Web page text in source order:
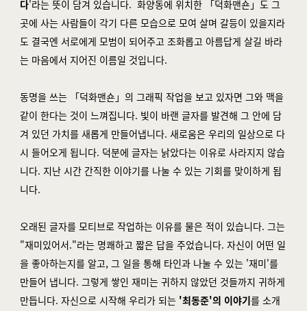
다'라는 뜻이 담겨 있습니다. 화양동에 위치한 「덕화맨숀」도 그
곳에 사는 사람들이 각기 다른 모습으로 모여 살며 갈등이 있을지라
도 결국엔 서로에게 모범이 되어주고 조화롭고 아름답게 살길 바라
는 마음에서 지어진 이름일 것입니다.
동명을 쓰는 「덕화맨숀」의 그래픽 작업을 보고 있자면 그와 맥을
같이 한다는 것이 느껴집니다. 빛이 바랜 글자를 발견해 그 안에 담
겨 있던 가치를 새롭게 만들어냅니다. 새로움은 우리의 일상으로 다
시 들어오게 됩니다. 덕분에 글자는 낡았다는 이유로 사라지지 않습
니다. 지난 시간 간직한 이야기를 나눌 수 있는 기회를 맞이하게 됩
니다.
오래된 글자를 모티브로 작업하는 이유를 물은 적이 있습니다. 그는
"재미있어서."라는 명쾌하고 짧은 답을 주었습니다. 자신이 어떤 일
을 좋아하는지를 알고, 그 일을 통해 타인과 나눌 수 있는 '재미'를
만들어 냅니다. 그렇게 쌓인 재미는 귀하지 않았던 것들까지 귀하게
만듭니다. 자신으로 시작해 우리가 되는 '최동준'의 이야기를 소개